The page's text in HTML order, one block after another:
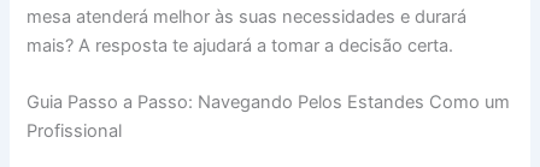
mesa atenderá melhor às suas necessidades e durará
mais? A resposta te ajudará a tomar a decisão certa.
Guia Passo a Passo: Navegando Pelos Estandes Como um
Profissional